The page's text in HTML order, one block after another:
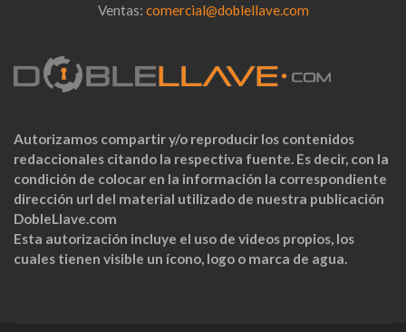
Ventas: comercial@doblellave.com
Autorizamos compartir y/o reproducir los contenidos
redaccionales citando la respectiva fuente. Es decir, con la
condición de colocar en la información la correspondiente
dirección url del material utilizado de nuestra publicación
DobleLlave.com
Esta autorización incluye el uso de videos propios, los
cuales tienen visible un ícono, logo o marca de agua.